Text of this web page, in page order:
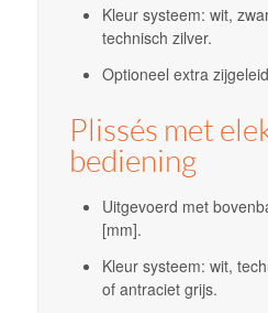
Kleur systeem: wit,
technisch zilver.
Optioneel extra
Plissés met
bediening
Uitgevoerd met
[mm].
Kleur systeem: wit,
of antraciet grijs.